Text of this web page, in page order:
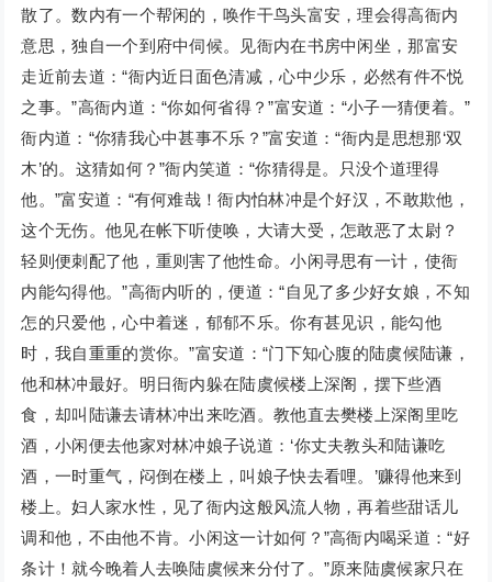
散了。数内有一个帮闲的，唤作干鸟头富安，理会得高衙内
意思，独自一个到府中伺候。见衙内在书房中闲坐，那富安
走近前去道：“衙内近日面色清减，心中少乐，必然有件不悦
之事。”高衙内道：“你如何省得？”富安道：“小子一猜便着。”
衙内道：“你猜我心中甚事不乐？”富安道：“衙内是思想那‘双
木’的。这猜如何？”衙内笑道：“你猜得是。只没个道理得
他。”富安道：“有何难哉！衙内怕林冲是个好汉，不敢欺他，
这个无伤。他见在帐下听使唤，大请大受，怎敢恶了太尉？
轻则便刺配了他，重则害了他性命。小闲寻思有一计，使衙
内能勾得他。”高衙内听的，便道：“自见了多少好女娘，不知
怎的只爱他，心中着迷，郁郁不乐。你有甚见识，能勾他
时，我自重重的赏你。”富安道：“门下知心腹的陆虞候陆谦，
他和林冲最好。明日衙内躲在陆虞候楼上深阁，摆下些酒
食，却叫陆谦去请林冲出来吃酒。教他直去樊楼上深阁里吃
酒，小闲便去他家对林冲娘子说道：‘你丈夫教头和陆谦吃
酒，一时重气，闷倒在楼上，叫娘子快去看哩。’赚得他来到
楼上。妇人家水性，见了衙内这般风流人物，再着些甜话儿
调和他，不由他不肯。小闲这一计如何？”高衙内喝采道：“好
条计！就今晚着人去唤陆虞候来分付了。”原来陆虞候家只在